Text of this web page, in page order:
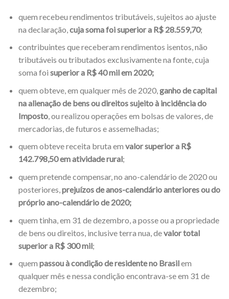
quem recebeu rendimentos tributáveis, sujeitos ao ajuste
na declaração, cuja soma foi superior a R$ 28.559,70;
contribuintes que receberam rendimentos isentos, não
tributáveis ou tributados exclusivamente na fonte, cuja
soma foi superior a R$ 40 mil em 2020;
quem obteve, em qualquer mês de 2020, ganho de capital
na alienação de bens ou direitos sujeito à incidência do
Imposto, ou realizou operações em bolsas de valores, de
mercadorias, de futuros e assemelhadas;
quem obteve receita bruta em valor superior a R$
142.798,50 em atividade rural;
quem pretende compensar, no ano-calendário de 2020 ou
posteriores,prejuízos de anos-calendário anteriores ou do
próprio ano-calendário de 2020;
quem tinha, em 31 de dezembro, a posse ou a propriedade
de bens ou direitos, inclusive terra nua, devalor total
superior a R$ 300 mil;
quem passou à condição de residente no Brasilem
qualquer mês e nessa condição encontrava-se em 31 de
dezembro;